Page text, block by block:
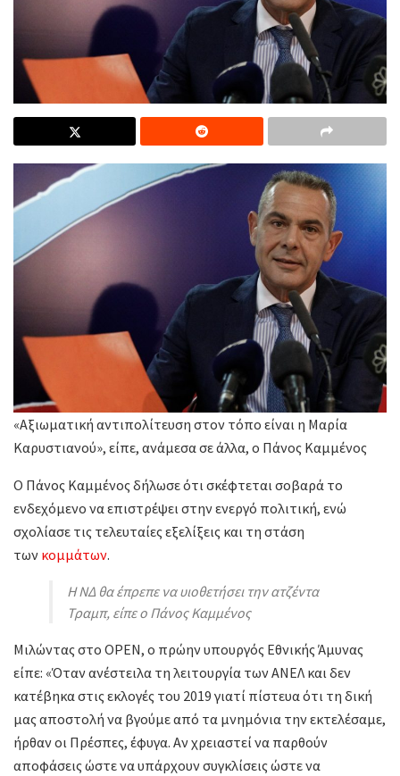
«Αξιωματική αντιπολίτευση στον τόπο είναι η Μαρία
Καρυστιανού», είπε, ανάμεσα σε άλλα, ο Πάνος Καμμένος
Ο Πάνος Καμμένος δήλωσε ότι σκέφτεται σοβαρά το
ενδεχόμενο να επιστρέψει στην ενεργό πολιτική, ενώ
σχολίασε τις τελευταίες εξελίξεις και τη στάση
των κομμάτων.
Η ΝΔ θα έπρεπε να υιοθετήσει την ατζέντα
Τραμπ, είπε ο Πάνος Καμμένος
Μιλώντας στο OPEN, ο πρώην υπουργός Εθνικής Άμυνας
είπε: «Όταν ανέστειλα τη λειτουργία των ΑΝΕΛ και δεν
κατέβηκα στις εκλογές του 2019 γιατί πίστευα ότι τη δική
μας αποστολή να βγούμε από τα μνημόνια την εκτελέσαμε,
ήρθαν οι Πρέσπες, έφυγα. Αν χρειαστεί να παρθούν
αποφάσεις ώστε να υπάρχουν συγκλίσεις ώστε να